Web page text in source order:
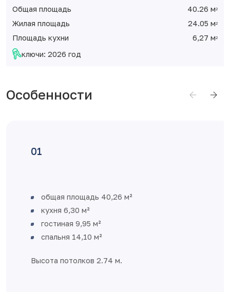
Общая площадь
40.26 м2
Жилая площадь 24.05 м2
Площадь кухни 6,27 м2
ключи: 2026 год
Особенности
общая площадь 40,26 м²
кухня 6,30 м²
гостиная 9,95 м²
спальня 14,10 м²
Высота потолков 2.74 м.